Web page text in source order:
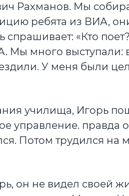
Рахманов. Мы
ребята из ВИА,
спрашивает: «Кто
Мы много выступали:
У меня были
училища, Игорь
управление. правда
Потом трудился на
он не видел своей